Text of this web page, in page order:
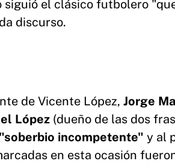
siguió el clásico futbolero
discurso.
de Vicente López, Jorge
López (dueño de las dos
"soberbio incompetente" y al
en esta ocasión